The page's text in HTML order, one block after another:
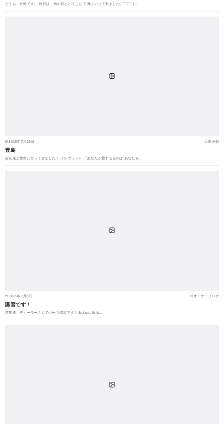
どうも、片岡です。 昨日は、海の日ということで 海にいって来ました( ￣▽￣)…
2015年7月19日 未分類
豊島
お友達と豊島に行ってきました！ イルヴェント 「あなたが愛するものは あなたを…
2015年7月8日 オーナーブログ
講習です！
営業後、ディーラーさんでパーマ講習です！ &nbsp; &nb…